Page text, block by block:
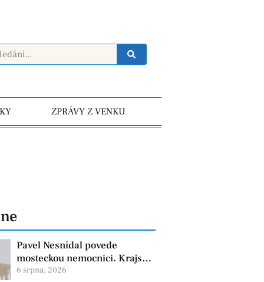
ZPRÁVY Z VENKU
Pavel Nesnídal povede
mosteckou nemocnici. Krajská
zdravotní oznámila změnu ve
6 srpna, 2026